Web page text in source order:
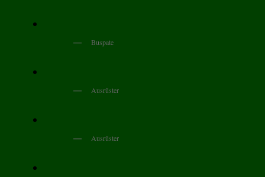
Buspate
Ausrüster
Ausrüster